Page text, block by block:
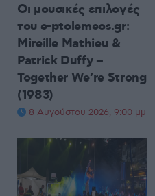
Οι μουσικές επιλογές
του e-ptolemeos.gr:
Mireille Mathieu &
Patrick Duffy –
Together We’re Strong
(1983)
8 Αυγούστου 2026, 9:00 μμ